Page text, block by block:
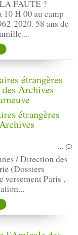
FAUTE ?
H 00 au camp
2020. 58 ans de
étrangères
Archives
…
/ Direction des
(Dossiers
versement Paris ,